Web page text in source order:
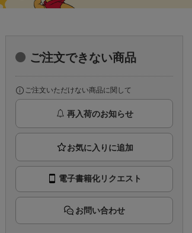
楽天チケット
エンタメニュース
推し楽
ご注文できない商品
ご注文いただけない商品に関して
再入荷のお知らせ
電子書籍化リクエスト
お問い合わせ